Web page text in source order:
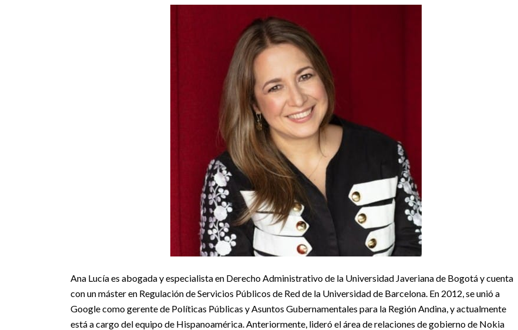
Ana Lucía es abogada y especialista en Derecho Administrativo de la Universidad Javeriana de Bogotá y cuenta
con un máster en Regulación de Servicios Públicos de Red de la Universidad de Barcelona. En 2012, se unió a
Google como gerente de Políticas Públicas y Asuntos Gubernamentales para la Región Andina, y actualmente
está a cargo del equipo de Hispanoamérica. Anteriormente, lideró el área de relaciones de gobierno de Nokia